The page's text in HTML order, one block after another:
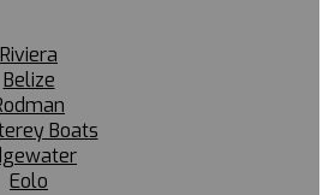
Riviera
Belize
Boats
Eolo